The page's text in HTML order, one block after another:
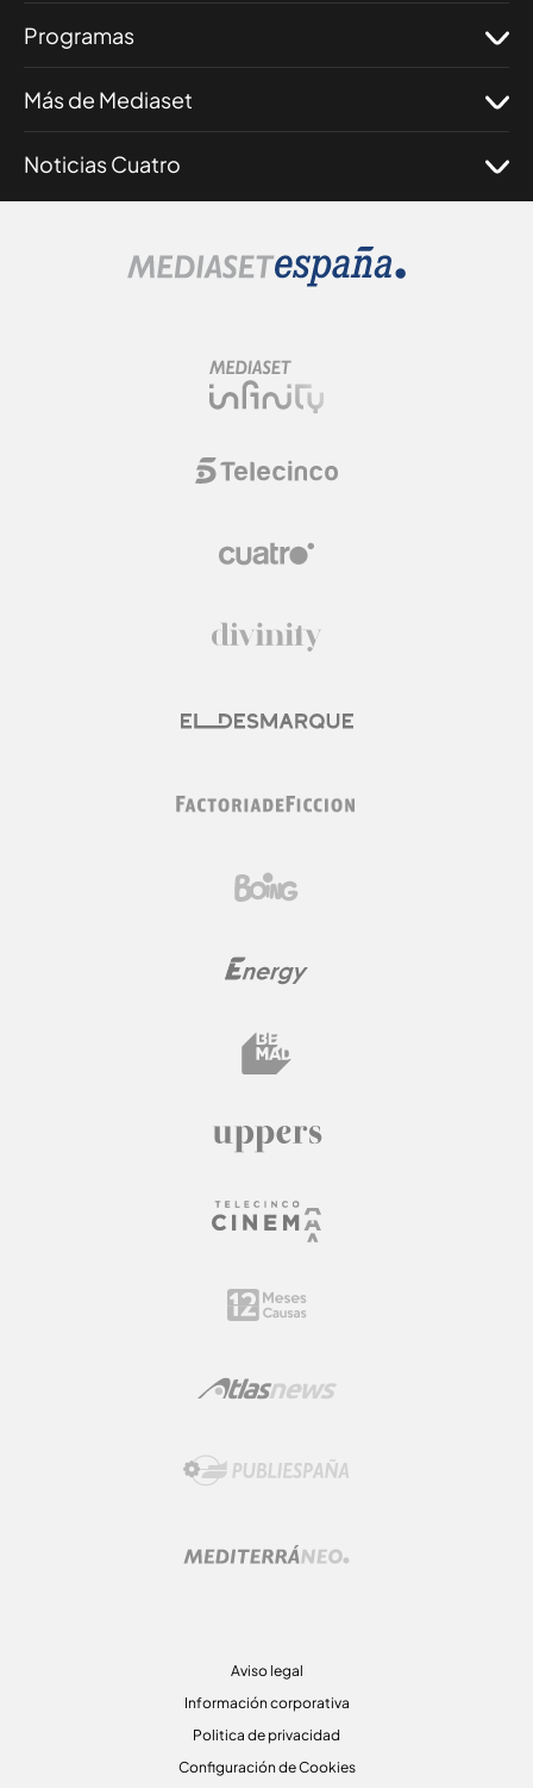
Programas
Más de Mediaset
Noticias Cuatro
Aviso legal
Información corporativa
Politica de privacidad
Configuración de Cookies